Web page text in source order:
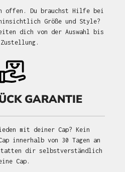
offen. Du brauchst Hilfe bei
Größe und Style?
dich von der Auswahl bis
GARANTIE
mit deiner Cap? Kein
innerhalb von 30 Tagen an
dir selbstverständlich
Cap.